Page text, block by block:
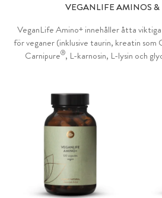
VEGANLIFE AMINOS &
VeganLife Amino+ innehåller åtta
för veganer (inklusive taurin, kreatin som
Carnipure®, L-karnosin, L-lysin och
tillhandahåller de åtta essentiella
orienterat från 7 växtfrön, och
aminosyror och